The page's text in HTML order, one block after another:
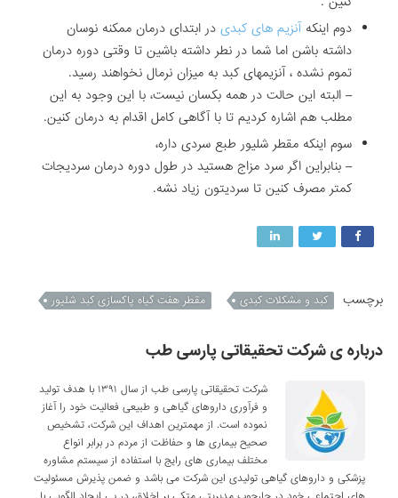
دوم اینکهآنزیم های کبدی در ابتدای درمان ممکنه نوسان
داشته باشن اما شما در نطر داشته باشین تا وقتی دوره درمان
تموم نشده ، آنزیمهای کبد به میزان نرمال نخواهند رسید.
– البته این حالت در همه بکسان نیست، با این وجود به این
مطلب هم اشاره کردیم تا با آگاهی کامل اقدام به درمان کنین.
سوم اینکه مقطر شلیور طبع سردی داره،
– بنابراین اگر سرد مزاج هستید در طول دوره درمان سردیجات
کمتر مصرف کنین تا سردیتون زیاد نشه.
برچسب کبد و مشکلات کبدی مقطر هفت گیاه پاکسازی کبد شلیور
درباره ی شرکت تحقیقاتی پارسی طب
شرکت تحقیقاتی پارسی طب از سال ۱۳۹۱ با هدف تولید
و فرآوری داروهای گیاهی و طبیعی فعالیت خود را آغاز
نموده است. از مهمترین اهداف این شرکت، تشخیص
صحیح بیماری ها و حفاظت از مردم در برابر انواع
مختلف بیماری های رایج با استفاده از سیستم مشاوره
پزشکی و داروهای گیاهی تولیدی این شرکت می باشد و ضمن پذیرش مسئولیت